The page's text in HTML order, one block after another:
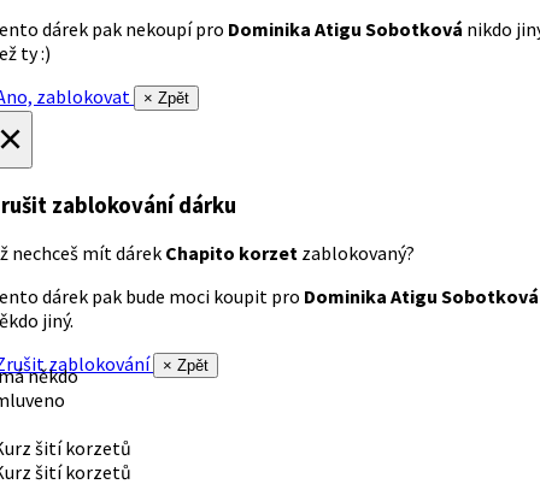
dárek pak nekoupí pro Dominika Atigu Sobotková nikdo
ty :)
zablokovat
× Zpět
zablokování dárku
nechceš mít dárek Chapito korzet zablokovaný?
dárek pak bude moci koupit pro Dominika Atigu Sobotková
jiný.
zablokování
× Zpět
někdo